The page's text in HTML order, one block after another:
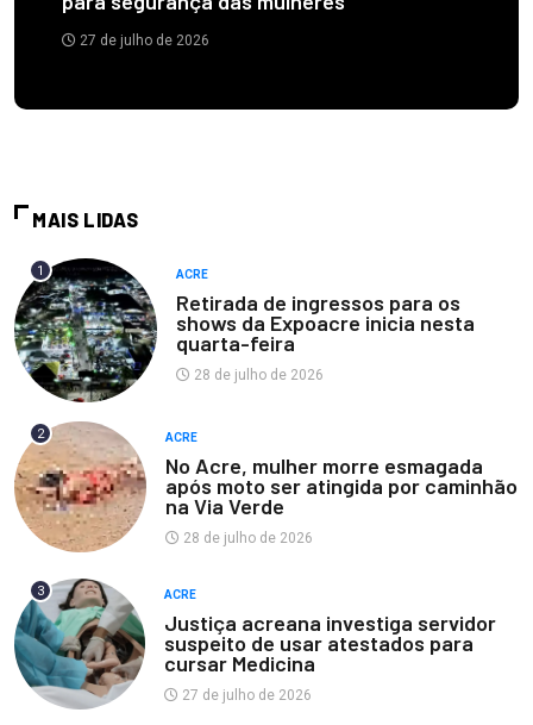
27 de julho de 2026
MAIS LIDAS
1 ACRE
Retirada de ingressos para os
shows da Expoacre inicia nesta
quarta-feira
28 de julho de 2026
2 ACRE
No Acre, mulher morre esmagada
após moto ser atingida por caminhão
na Via Verde
28 de julho de 2026
3 ACRE
Justiça acreana investiga servidor
suspeito de usar atestados para
cursar Medicina
27 de julho de 2026